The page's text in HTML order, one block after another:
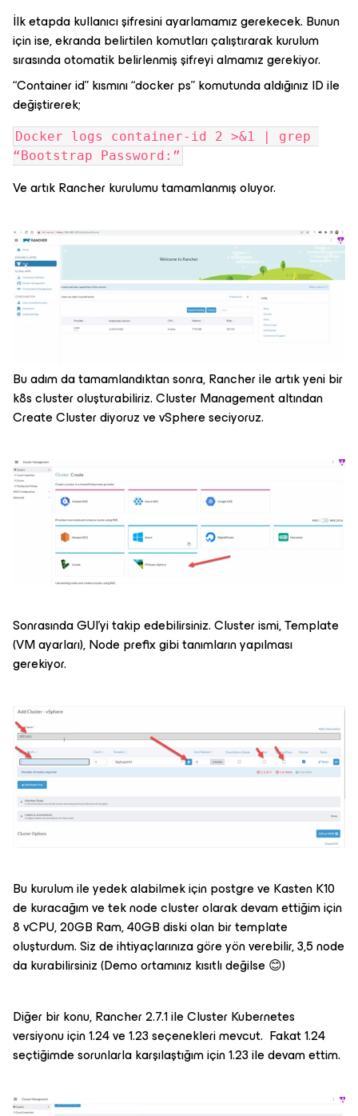
İlk etapda kullanıcı şifresini ayarlamamız gerekecek. Bunun
için ise, ekranda belirtilen komutları çalıştırarak kurulum
sırasında otomatik belirlenmiş şifreyi almamız gerekiyor.
“Container id” kısmını “docker ps” komutunda aldığınız ID ile
değiştirerek;
Docker logs container-id 2 >&1 | grep
“Bootstrap Password:”
Ve artık Rancher kurulumu tamamlanmış oluyor.
Bu adım da tamamlandıktan sonra, Rancher ile artık yeni bir
k8s cluster oluşturabiliriz. Cluster Management altından
Create Cluster diyoruz ve vSphere seciyoruz.
Sonrasında GUI’yi takip edebilirsiniz. Cluster ismi, Template
(VM ayarları), Node prefix gibi tanımların yapılması
gerekiyor.
Bu kurulum ile yedek alabilmek için postgre ve Kasten K10
de kuracağım ve tek node cluster olarak devam ettiğim için
8 vCPU, 20GB Ram, 40GB diski olan bir template
oluşturdum. Siz de ihtiyaçlarınıza göre yön verebilir, 3,5 node
da kurabilirsiniz (Demo ortamınız kısıtlı değilse 😊)
Diğer bir konu, Rancher 2.7.1 ile Cluster Kubernetes
versiyonu için 1.24 ve 1.23 seçenekleri mevcut. Fakat 1.24
seçtiğimde sorunlarla karşılaştığım için 1.23 ile devam ettim.